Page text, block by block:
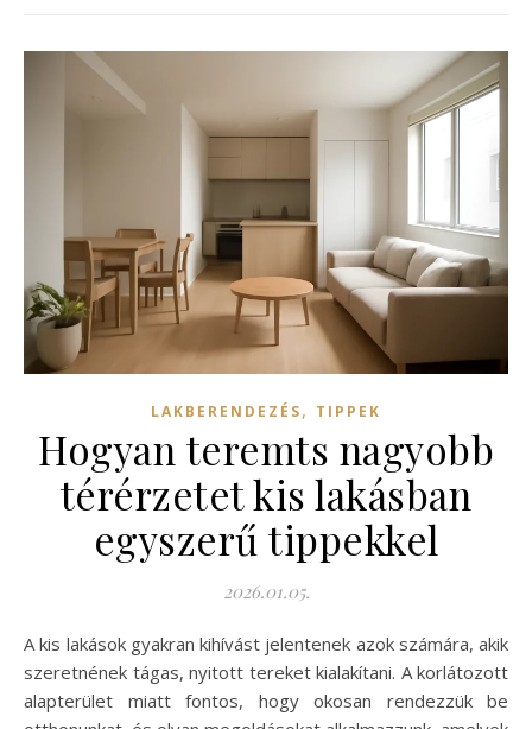
LAKBERENDEZÉS, TIPPEK
Hogyan teremts nagyobb
térérzetet kis lakásban
egyszerű tippekkel
2026.01.05.
A kis lakások gyakran kihívást jelentenek azok számára, akik
szeretnének tágas, nyitott tereket kialakítani. A korlátozott
alapterület miatt fontos, hogy okosan rendezzük be